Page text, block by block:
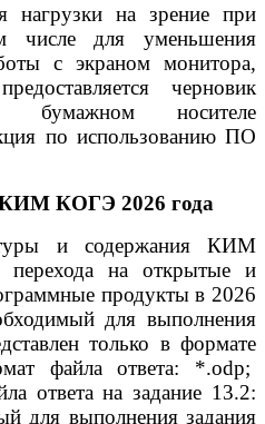
нагрузки на зрение при
числе для уменьшения
с экраном монитора,
черновик
носителе
по использованию ПО
КОГЭ 2026 года
и содержания КИМ
перехода на открытые и
продукты в 2026
для выполнения
только в формате
файла ответа: *.odp;
ответа на задание 13.2:
для выполнения задания